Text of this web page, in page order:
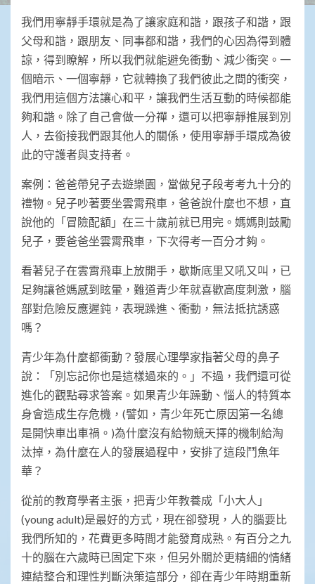
我們用寧靜手環就是為了讓家庭和諧，跟孩子和諧，跟
父母和諧，跟朋友、同事都和諧，我們的心因為得到體
諒，得到瞭解，所以我們就能避免衝動、減少衝突。一
個暗示、一個寧靜，它就轉換了我們彼此之間的衝突，
我們用這個方法讓心和平，讓我們生活互動的時候都能
夠和諧。除了自己會做一分禪，還可以把寧靜推展到別
人，去銜接我們跟其他人的關係，使用寧靜手環成為彼
此的守護者與支持者。
案例：爸爸帶兒子去遊樂園，當做兒子段考考九十分的
禮物。兒子吵著要坐雲霄飛車，爸爸說什麼也不想，直
說他的「冒險配額」在三十歲前就已用完。媽媽則鼓勵
兒子，要爸爸坐雲霄飛車，下次得考一百分才夠。
看著兒子在雲霄飛車上放開手，歇斯底里又吼又叫，已
足夠讓爸媽感到眩暈，難道青少年就喜歡高度刺激，腦
部對危險反應遲鈍，表現躁進、衝動，無法抵抗誘惑
嗎？
青少年為什麼都衝動？發展心理學家指著父母的鼻子
說：「別忘記你也是這樣過來的。」不過，我們還可從
進化的觀點尋求答案。如果青少年躁動、惱人的特質本
身會造成生存危機，(譬如，青少年死亡原因第一名總
是開快車出車禍。)為什麼沒有給物競天擇的機制給淘
汰掉，為什麼在人的發展過程中，安排了這段鬥魚年
華？
從前的教育學者主張，把青少年教養成「小大人」
(young adult)是最好的方式，現在卻發現，人的腦要比
我們所知的，花費更多時間才能發育成熟。有百分之九
十的腦在六歲時已固定下來，但另外關於更精細的情緒
連結整合和理性判斷決策這部分，卻在青少年時期重新